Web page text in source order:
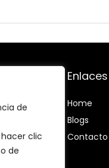
de
clic
de
y el
nos
de
tu
Home
Blogs
Contacto